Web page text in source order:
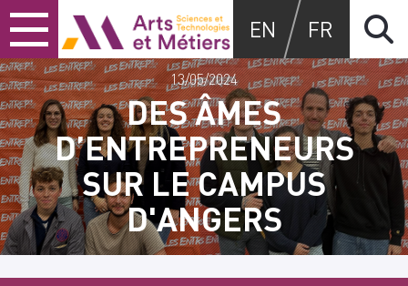
Skip
to
content
Skip
to
main
menu
Skip
to
search
Arts et métiers
EN FR
DES ÂMES
D’ENTREPRENEURS
SUR LE CAMPUS
D'ANGERS
13/05/2024